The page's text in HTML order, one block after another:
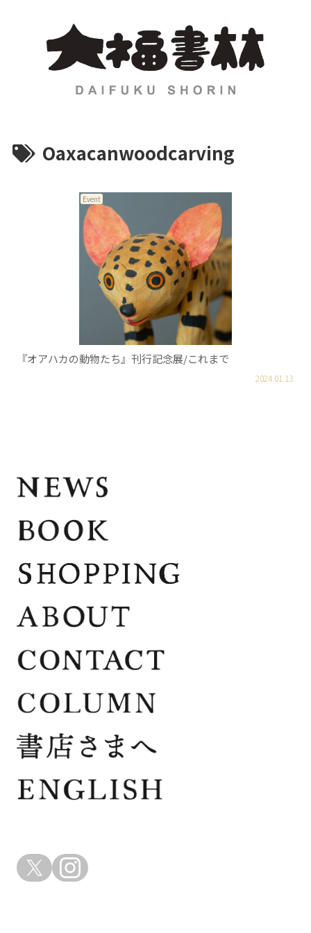
Oaxacanwoodcarving
Event
『オアハカの動物たち』刊行記念展/これまで
2024.01.13